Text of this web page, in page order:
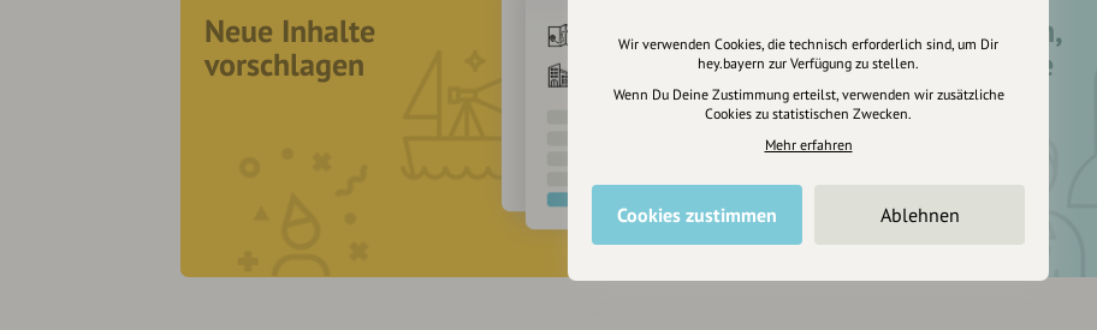
Neue Inhalte
vorschlagen
Registriere dich,
um dir Einträge
zu merken
Wir verwenden Cookies, die technisch erforderlich sind, um Dir
hey.bayern zur Verfügung zu stellen.
Wenn Du Deine Zustimmung erteilst, verwenden wir zusätzliche
Cookies zu statistischen Zwecken.
Mehr erfahren
Cookies zustimmen Ablehnen